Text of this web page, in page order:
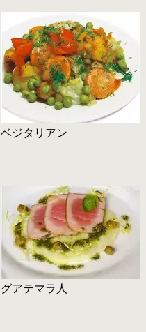
ベジタリアン
グアテマラ人